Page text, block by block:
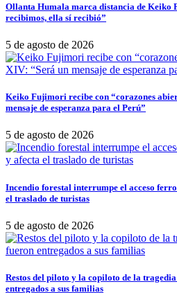
Ollanta Humala marca distancia de Keiko
recibimos, ella sí recibió”
5 de agosto de 2026
Keiko Fujimori recibe con “corazones
mensaje de esperanza para el Perú”
5 de agosto de 2026
Incendio forestal interrumpe el acceso
el traslado de turistas
5 de agosto de 2026
Restos del piloto y la copiloto de la
entregados a sus familias